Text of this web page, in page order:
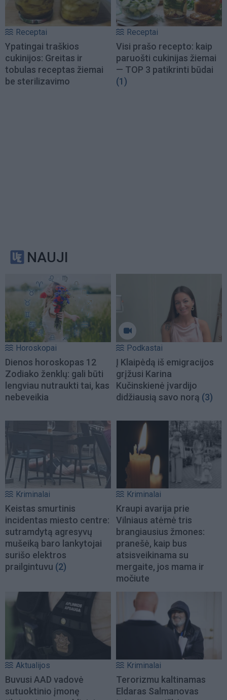
Receptai
Ypatingai traškios
cukinijos: Greitas ir
tobulas receptas žiemai
be sterilizavimo
Receptai
Visi prašo recepto: kaip
paruošti cukinijas žiemai
— TOP 3 patikrinti būdai
(1)
NAUJI
Horoskopai
Dienos horoskopas 12
Zodiako ženklų: gali būti
lengviau nutraukti tai, kas
nebeveikia
Podkastai
Į Klaipėdą iš emigracijos
grįžusi Karina
Kučinskienė įvardijo
didžiausią savo norą (3)
Kriminalai
Keistas smurtinis
incidentas miesto centre:
sutramdytą agresyvų
mušeiką baro lankytojai
surišo elektros
prailgintuvu (2)
Kriminalai
Kraupi avarija prie
Vilniaus atėmė tris
brangiausius žmones:
pranešė, kaip bus
atsisveikinama su
mergaite, jos mama ir
močiute
Aktualijos
Buvusi AAD vadovė
sutuoktinio įmonę
Kriminalai
Terorizmu kaltinamas
Eldaras Salmanovas